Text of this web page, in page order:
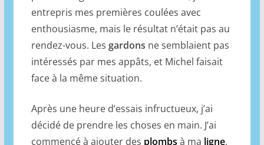
entrepris mes premières coulées avec
enthousiasme, mais le résultat n’était pas au
rendez-vous. Les gardons ne semblaient pas
intéressés par mes appâts, et Michel faisait
face à la même situation.
Après une heure d’essais infructueux, j’ai
décidé de prendre les choses en main. J’ai
commencé à ajouter des plombs à ma ligne,